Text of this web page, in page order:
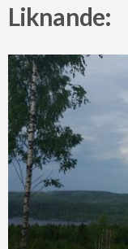
Liknande: